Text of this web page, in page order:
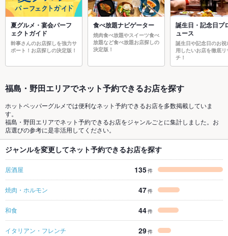
夏グルメ・宴会パーフ
ェクトガイド
幹事さんのお店探しを強力サ
ポート！お店探しの決定版！
食べ放題ナビゲーター
焼肉食べ放題やスイーツ食べ
放題など食べ放題お店探しの
決定版！
誕生日・記念日プ
ュース
誕生日や記念日のお祝
用したいお店を徹底リ
チ！
福島・野田エリアでネット予約できるお店を探す
ホットペッパーグルメでは便利なネット予約できるお店を多数掲載していま
す。
福島・野田エリアでネット予約できるお店をジャンルごとに集計しました。お
店選びの参考に是非活用してください。
ジャンルを変更してネット予約できるお店を探す
居酒屋 135件
焼肉・ホルモン 47件
和食 44件
イタリアン・フレンチ 29件